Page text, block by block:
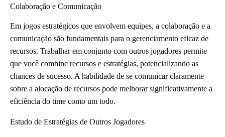
Colaboração e Comunicação
Em jogos estratégicos que envolvem equipes, a colaboração e a
comunicação são fundamentais para o gerenciamento eficaz de
recursos. Trabalhar em conjunto com outros jogadores permite
que você combine recursos e estratégias, potencializando as
chances de sucesso. A habilidade de se comunicar claramente
sobre a alocação de recursos pode melhorar significativamente a
eficiência do time como um todo.
Estudo de Estratégias de Outros Jogadores